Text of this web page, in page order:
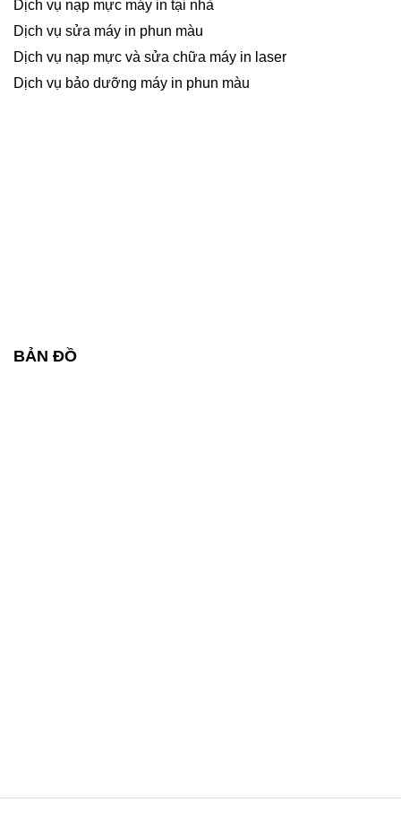
Dịch vụ nạp mực máy in tại nhà
Dịch vụ sửa máy in phun màu
Dịch vụ nạp mực và sửa chữa máy in laser
Dịch vụ bảo dưỡng máy in phun màu
BẢN ĐỒ